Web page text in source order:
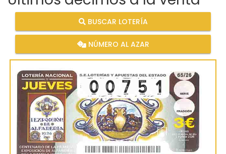
BUSCAR LOTERÍA
NÚMERO AL AZAR